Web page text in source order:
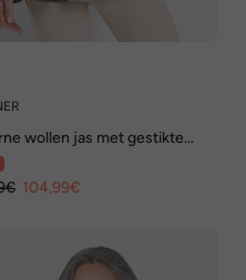
wollen jas met gestikte
104,99€